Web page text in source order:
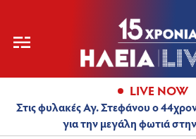
LIVE NOW
Στις φυλακές Αγ. Στεφάνου ο
για την μεγάλη φωτιά